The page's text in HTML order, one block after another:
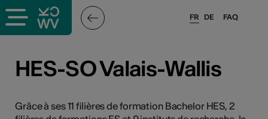
FAQ
FR DE
HES-SO Valais-Wallis
Grâce à ses 11 filières de formation Bachelor HES, 2